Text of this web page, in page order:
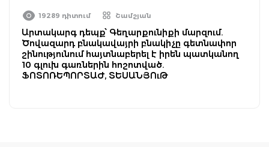
19289 դիտում Շամշյան
Արտակարգ դեպք՝ Գեղարքունիքի մարզում.
Ծովազարդ բնակավայրի բնակիչը գետնափոր
շինությունում հայտնաբերել է իրեն պատկանող
10 գլուխ գառներին հոշոտված.
ՖՈՏՈՌԵՊՈՐՏԱԺ, ՏԵՍԱՆՅՈւԹ